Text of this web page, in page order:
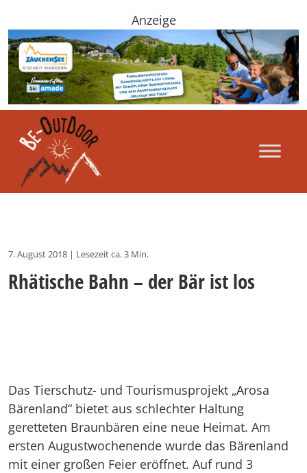
Anzeige
7. August 2018 | Lesezeit ca. 3 Min.
Rhätische Bahn – der Bär ist los
Das Tierschutz- und Tourismusprojekt „Arosa
Bärenland“ bietet aus schlechter Haltung
geretteten Braunbären eine neue Heimat. Am
ersten Augustwochenende wurde das Bärenland
mit einer großen Feier eröffnet. Auf rund 3